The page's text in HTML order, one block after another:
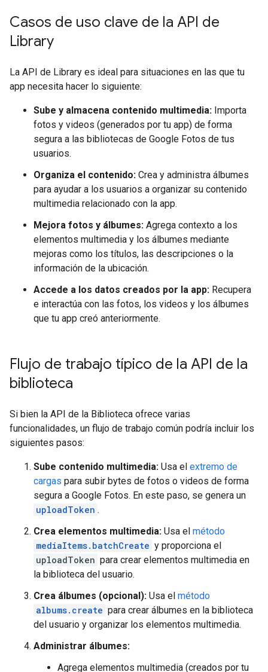
Casos de uso clave de la API de
Library
La API de Library es ideal para situaciones en las que tu
app necesita hacer lo siguiente:
Sube y almacena contenido multimedia: Importa
fotos y videos (generados por tu app) de forma
segura a las bibliotecas de Google Fotos de tus
usuarios.
Organiza el contenido: Crea y administra álbumes
para ayudar a los usuarios a organizar su contenido
multimedia relacionado con la app.
Mejora fotos y álbumes: Agrega contexto a los
elementos multimedia y los álbumes mediante
mejoras como los títulos, las descripciones o la
información de la ubicación.
Accede a los datos creados por la app: Recupera
e interactúa con las fotos, los videos y los álbumes
que tu app creó anteriormente.
Flujo de trabajo típico de la API de la
biblioteca
Si bien la API de la Biblioteca ofrece varias
funcionalidades, un flujo de trabajo común podría incluir los
siguientes pasos:
Sube contenido multimedia: Usa el extremo de
cargas para subir bytes de fotos o videos de forma
segura a Google Fotos. En este paso, se genera un
uploadToken .
Crea elementos multimedia: Usa el método
mediaItems.batchCreate y proporciona el
uploadToken para crear elementos multimedia en
la biblioteca del usuario.
Crea álbumes (opcional): Usa el método
albums.create para crear álbumes en la biblioteca
del usuario y organizar los elementos multimedia.
Administrar álbumes:
Agrega elementos multimedia (creados por tu